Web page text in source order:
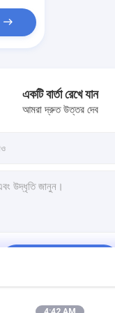
একটি বার্তা রেখে যান
আমরা দ্রুত উত্তর দেব